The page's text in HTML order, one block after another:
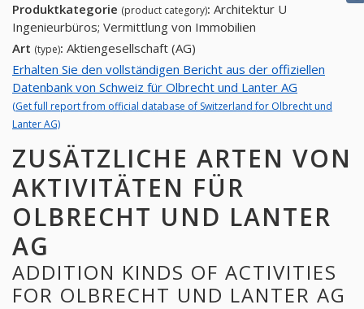
Produktkategorie (product category): Architektur U
Ingenieurbüros; Vermittlung von Immobilien
Art (type): Aktiengesellschaft (AG)
Erhalten Sie den vollständigen Bericht aus der offiziellen
Datenbank von Schweiz für Olbrecht und Lanter AG
(Get full report from official database of Switzerland for Olbrecht und
Lanter AG)
ZUSÄTZLICHE ARTEN VON
AKTIVITÄTEN FÜR
OLBRECHT UND LANTER
AG
ADDITION KINDS OF ACTIVITIES
FOR OLBRECHT UND LANTER AG